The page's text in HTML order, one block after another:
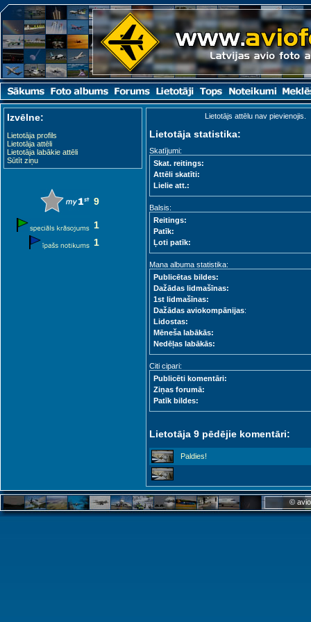
Izvēlne:
Lietotāja profils
Lietotāja attēli
Lietotāja labākie attēli
Sūtīt ziņu
9
1
1
Lietotājs attēlu nav pievienojis.
Lietotāja statistika:
Skatījumi:
Skat. reitings:
Attēli skatīti:
Lielie att.:
Balsis:
Reitings:
Patīk:
Ļoti patīk:
Mana albuma statistika:
Publicētas bildes:
Dažādas lidmašīnas:
1st lidmašīnas:
Dažādas aviokompānijas:
Lidostas:
Mēneša labākās:
Nedēļas labākās:
Citi cipari:
Publicēti komentāri:
Ziņas forumā:
Patīk bildes:
Lietotāja 9 pēdējie komentāri:
Paldies!
©